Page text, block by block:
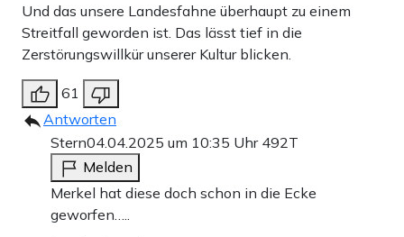
Und das unsere Landesfahne überhaupt zu einem
Streitfall geworden ist. Das lässt tief in die
Zerstörungswillkür unserer Kultur blicken.
61
Antworten
Stern04.04.2025 um 10:35 Uhr 492T
Melden
Merkel hat diese doch schon in die Ecke
geworfen…..